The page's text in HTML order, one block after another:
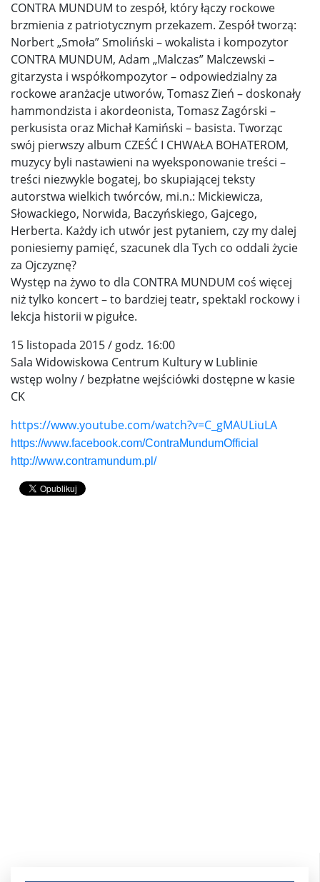
CONTRA MUNDUM to zespół, który łączy rockowe
brzmienia z patriotycznym przekazem. Zespół tworzą:
Norbert „Smoła” Smoliński – wokalista i kompozytor
CONTRA MUNDUM, Adam „Malczas” Malczewski –
gitarzysta i współkompozytor – odpowiedzialny za
rockowe aranżacje utworów, Tomasz Zień – doskonały
hammondzista i akordeonista, Tomasz Zagórski –
perkusista oraz Michał Kamiński – basista. Tworząc
swój pierwszy album CZEŚĆ I CHWAŁA BOHATEROM,
muzycy byli nastawieni na wyeksponowanie treści –
treści niezwykle bogatej, bo skupiającej teksty
autorstwa wielkich twórców, mi.n.: Mickiewicza,
Słowackiego, Norwida, Baczyńskiego, Gajcego,
Herberta. Każdy ich utwór jest pytaniem, czy my dalej
poniesiemy pamięć, szacunek dla Tych co oddali życie
za Ojczyznę?
Występ na żywo to dla CONTRA MUNDUM coś więcej
niż tylko koncert – to bardziej teatr, spektakl rockowy i
lekcja historii w pigułce.
15 listopada 2015 / godz. 16:00
Sala Widowiskowa Centrum Kultury w Lublinie
wstęp wolny / bezpłatne wejściówki dostępne w kasie
CK
https://www.youtube.com/watch?v=C_gMAULiuLA
https://www.facebook.com/ContraMundumOfficial
http://www.contramundum.pl/